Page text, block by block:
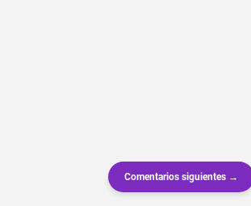
Comentarios siguientes →